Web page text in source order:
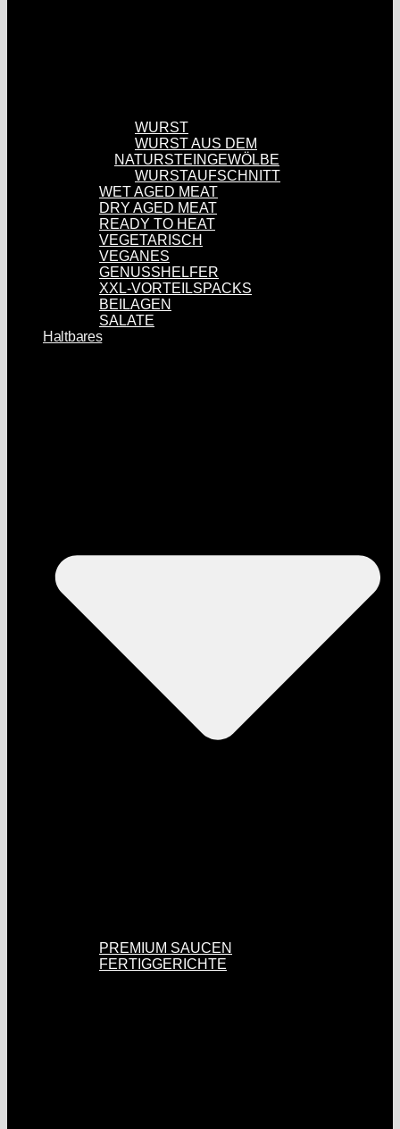
WURST
WURST AUS DEM
NATURSTEINGEWÖLBE
WURSTAUFSCHNITT
WET AGED MEAT
DRY AGED MEAT
READY TO HEAT
VEGETARISCH
VEGANES
GENUSSHELFER
XXL-VORTEILSPACKS
BEILAGEN
SALATE
Haltbares
PREMIUM SAUCEN
FERTIGGERICHTE